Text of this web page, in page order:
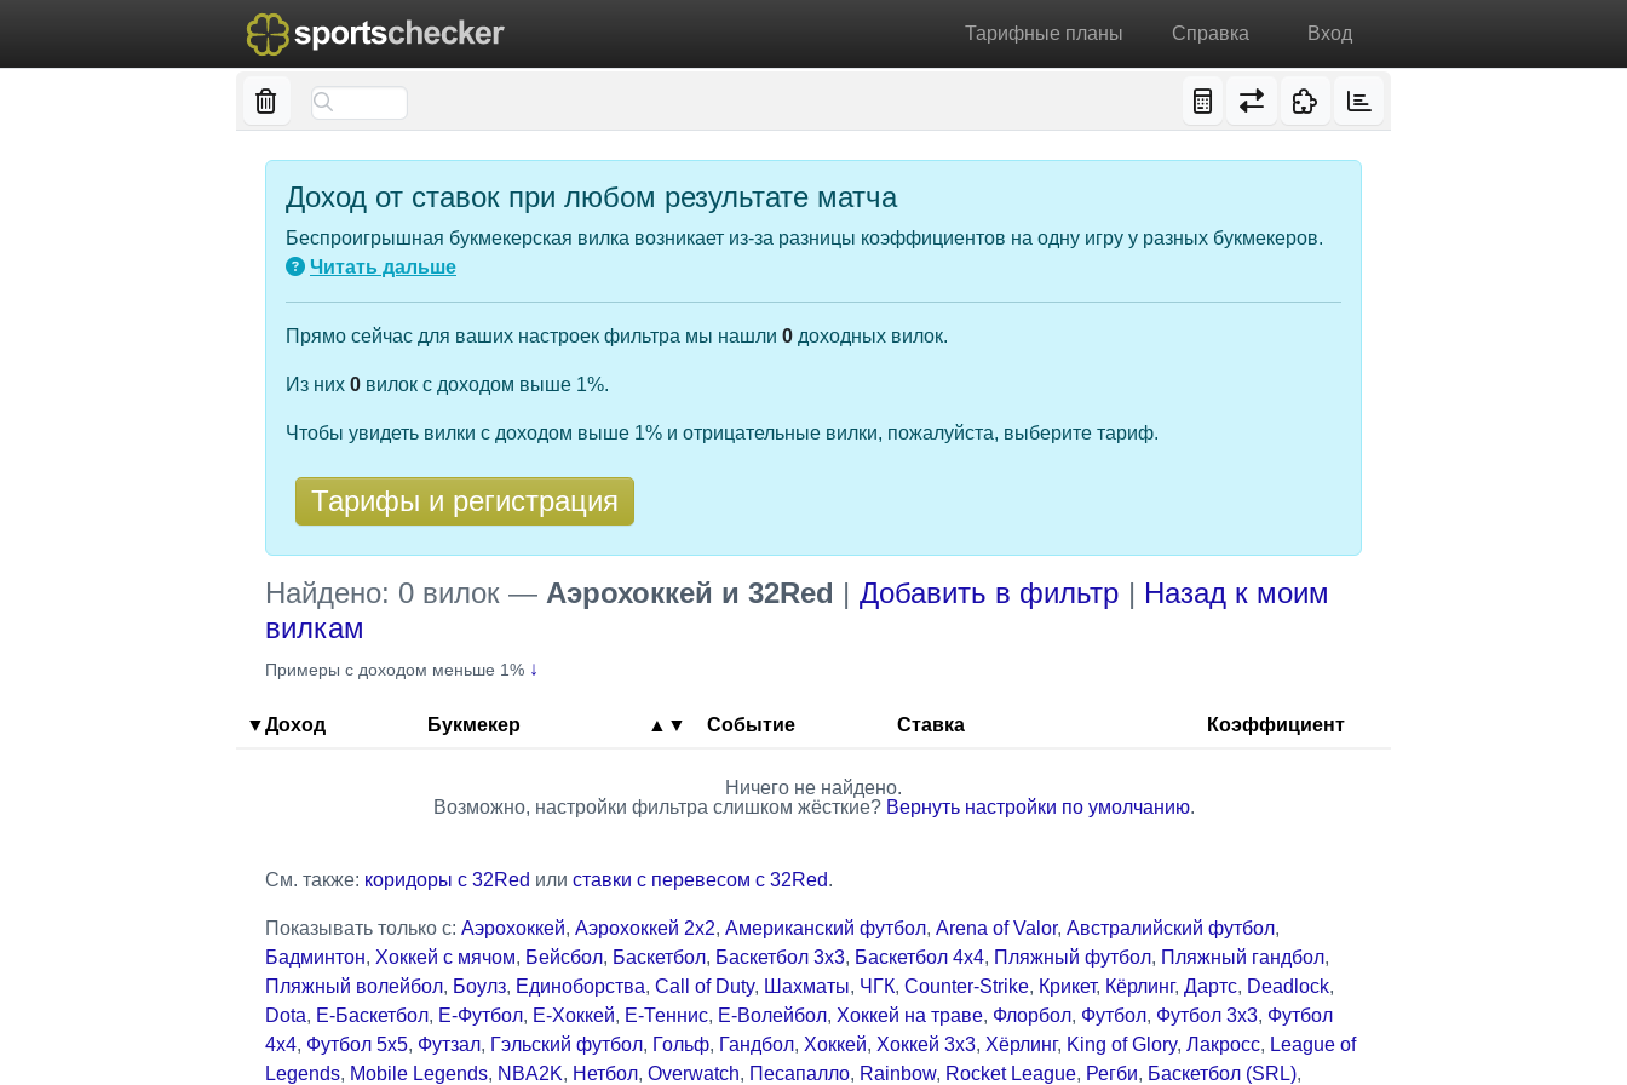
Тарифные планы Справка Вход
Доход от ставок при любом результате матча
Беспроигрышная букмекерская вилка возникает из-за разницы коэффициентов на одну игру у разных букмекеров.
Читать дальше
Прямо сейчас для ваших настроек фильтра мы нашли 0 доходных вилок.
Из них 0 вилок с доходом выше 1%.
Чтобы увидеть вилки с доходом выше 1% и отрицательные вилки, пожалуйста, выберите тариф.
Тарифы и регистрация
Найдено: 0 вилок — Аэрохоккей и 32Red | Добавить в фильтр | Назад к моим
вилкам
Примеры с доходом меньше 1% ↓
▼Доход Букмекер ▲▼ Событие Ставка Коэффициент
Ничего не найдено.
Возможно, настройки фильтра слишком жёсткие? Вернуть настройки по умолчанию.
См. также: коридоры с 32Red или ставки с перевесом с 32Red.
Показывать только с: Аэрохоккей, Аэрохоккей 2x2, Американский футбол, Arena of Valor, Австралийский футбол,
Бадминтон, Хоккей с мячом, Бейсбол, Баскетбол, Баскетбол 3x3, Баскетбол 4x4, Пляжный футбол, Пляжный гандбол,
Пляжный волейбол, Боулз, Единоборства, Call of Duty, Шахматы, ЧГК, Counter-Strike, Крикет, Кёрлинг, Дартс, Deadlock,
Dota, Е-Баскетбол, Е-Футбол, Е-Хоккей, Е-Теннис, Е-Волейбол, Хоккей на траве, Флорбол, Футбол, Футбол 3x3, Футбол
4x4, Футбол 5x5, Футзал, Гэльский футбол, Гольф, Гандбол, Хоккей, Хоккей 3x3, Хёрлинг, King of Glory, Лакросс, League of
Legends, Mobile Legends, NBA2K, Нетбол, Overwatch, Песапалло, Rainbow, Rocket League, Регби, Баскетбол (SRL),